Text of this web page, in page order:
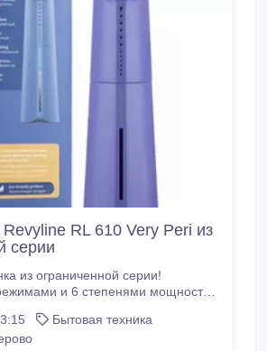
RL 610 Very Peri из
серии
из ограниченной серии!
и 6 степенями мощности
Работает на одном заряде до
подарок для вас и ваших
Бытовая техника